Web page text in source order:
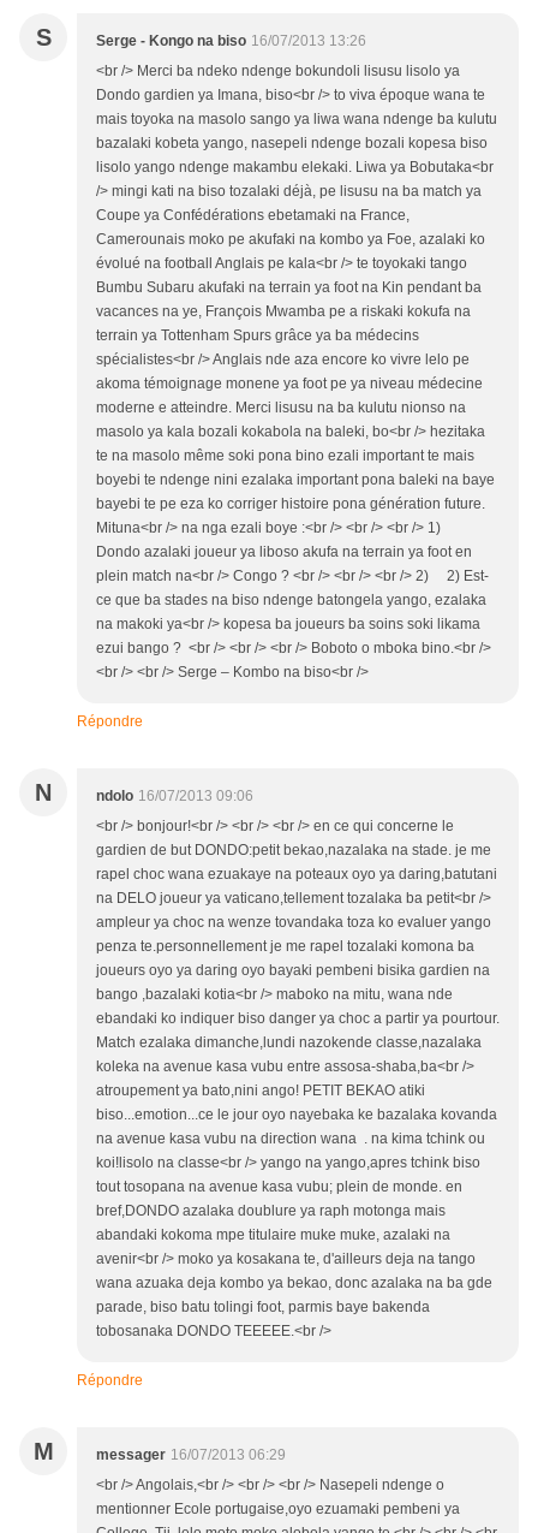
S Serge - Kongo na biso 16/07/2013 13:26
<br /> Merci ba ndeko ndenge bokundoli lisusu lisolo ya
Dondo gardien ya Imana, biso<br /> to viva époque wana te
mais toyoka na masolo sango ya liwa wana ndenge ba kulutu
bazalaki kobeta yango, nasepeli ndenge bozali kopesa biso
lisolo yango ndenge makambu elekaki. Liwa ya Bobutaka<br
/> mingi kati na biso tozalaki déjà, pe lisusu na ba match ya
Coupe ya Confédérations ebetamaki na France,
Camerounais moko pe akufaki na kombo ya Foe, azalaki ko
évolué na football Anglais pe kala<br /> te toyokaki tango
Bumbu Subaru akufaki na terrain ya foot na Kin pendant ba
vacances na ye, François Mwamba pe a riskaki kokufa na
terrain ya Tottenham Spurs grâce ya ba médecins
spécialistes<br /> Anglais nde aza encore ko vivre lelo pe
akoma témoignage monene ya foot pe ya niveau médecine
moderne e atteindre. Merci lisusu na ba kulutu nionso na
masolo ya kala bozali kokabola na baleki, bo<br /> hezitaka
te na masolo même soki pona bino ezali important te mais
boyebi te ndenge nini ezalaka important pona baleki na baye
bayebi te pe eza ko corriger histoire pona génération future.
Mituna<br /> na nga ezali boye :<br /> <br /> <br /> 1)
Dondo azalaki joueur ya liboso akufa na terrain ya foot en
plein match na<br /> Congo ? <br /> <br /> <br /> 2) 2) Est-
ce que ba stades na biso ndenge batongela yango, ezalaka
na makoki ya<br /> kopesa ba joueurs ba soins soki likama
ezui bango ? <br /> <br /> <br /> Boboto o mboka bino.<br />
<br /> <br /> Serge – Kombo na biso<br />
Répondre
N ndolo 16/07/2013 09:06
<br /> bonjour!<br /> <br /> <br /> en ce qui concerne le
gardien de but DONDO:petit bekao,nazalaka na stade. je me
rapel choc wana ezuakaye na poteaux oyo ya daring,batutani
na DELO joueur ya vaticano,tellement tozalaka ba petit<br />
ampleur ya choc na wenze tovandaka toza ko evaluer yango
penza te.personnellement je me rapel tozalaki komona ba
joueurs oyo ya daring oyo bayaki pembeni bisika gardien na
bango ,bazalaki kotia<br /> maboko na mitu, wana nde
ebandaki ko indiquer biso danger ya choc a partir ya pourtour.
Match ezalaka dimanche,lundi nazokende classe,nazalaka
koleka na avenue kasa vubu entre assosa-shaba,ba<br />
atroupement ya bato,nini ango! PETIT BEKAO atiki
biso...emotion...ce le jour oyo nayebaka ke bazalaka kovanda
na avenue kasa vubu na direction wana . na kima tchink ou
koi!lisolo na classe<br /> yango na yango,apres tchink biso
tout tosopana na avenue kasa vubu; plein de monde. en
bref,DONDO azalaka doublure ya raph motonga mais
abandaki kokoma mpe titulaire muke muke, azalaki na
avenir<br /> moko ya kosakana te, d'ailleurs deja na tango
wana azuaka deja kombo ya bekao, donc azalaka na ba gde
parade, biso batu tolingi foot, parmis baye bakenda
tobosanaka DONDO TEEEEE.<br />
Répondre
M messager 16/07/2013 06:29
<br /> Angolais,<br /> <br /> <br /> Nasepeli ndenge o
mentionner Ecole portugaise,oyo ezuamaki pembeni ya